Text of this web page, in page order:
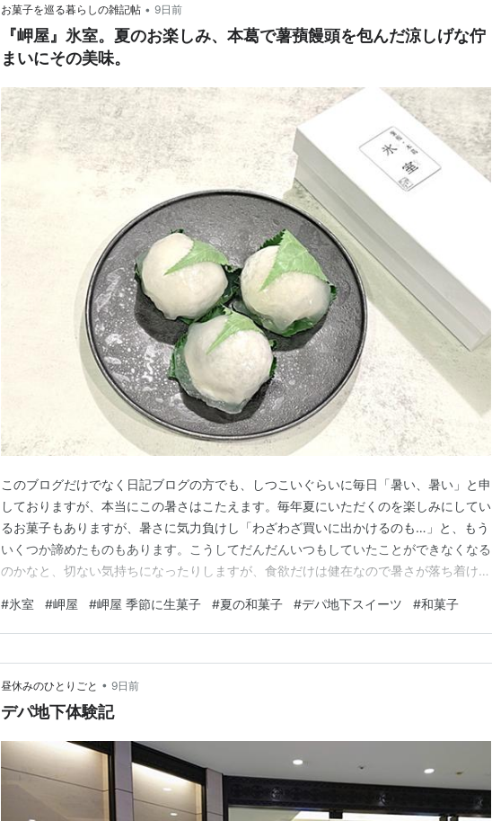
お菓子を巡る暮らしの雑記帖 • 9日前
『岬屋』氷室。夏のお楽しみ、本葛で薯蕷饅頭を包んだ涼しげな佇
まいにその美味。
このブログだけでなく日記ブログの方でも、しつこいぐらいに毎日「暑い、暑い」と申
しておりますが、本当にこの暑さはこたえます。毎年夏にいただくのを楽しみにしてい
るお菓子もありますが、暑さに気力負けし「わざわざ買いに出かけるのも…」と、もう
いくつか諦めたものもあります。こうしてだんだんいつもしていたことができなくなる
のかなと、切ない気持ちになったりしますが、食欲だけは健在なので暑さが落ち着けば
のもありますので、そんな時は外出ついでに！となるべくおやつになるようなお菓子を
買って帰ることにしています。先日も友人知人からの「夏の…
#氷室 #岬屋 #岬屋 季節に生菓子 #夏の和菓子 #デパ地下スイーツ #和菓子
昼休みのひとりごと • 9日前
デパ地下体験記